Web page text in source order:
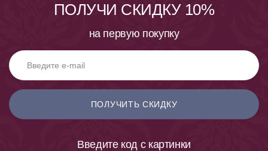
ПОЛУЧИ СКИДКУ 10%
на первую покупку
ПОЛУЧИТЬ СКИДКУ
Введите код с картинки